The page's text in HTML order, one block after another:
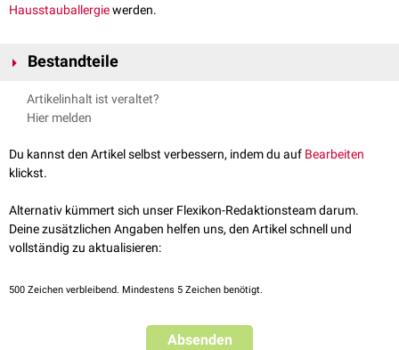
Hausstauballergiewerden.
Bestandteile
Hausstaub ist eine Mischung unterschiedlicher organischer und
anorganischer Stoffe. Seine Zusammensetzung ist unter anderem von
von Haustieren und dem Umfeld der Räume abhängig. Typische
Bestandteile sind:
Hautschuppen
Haare
Pflanzenpartikel (z.B.Pollen
Mikroorganismen(Bakterien ,Viren Pilze )
wiederum vor allem die im Hausstaub enthaltenen
Artikelinhalt ist veraltet?
Hier melden
Du kannst den Artikel selbst verbessern, indem du auf Bearbeiten
klickst.
Alternativ kümmert sich unser Flexikon-Redaktionsteam darum.
Deine zusätzlichen Angaben helfen uns, den Artikel schnell und
vollständig zu aktualisieren:
500 Zeichen verbleibend. Mindestens 5 Zeichen benötigt.
Absenden